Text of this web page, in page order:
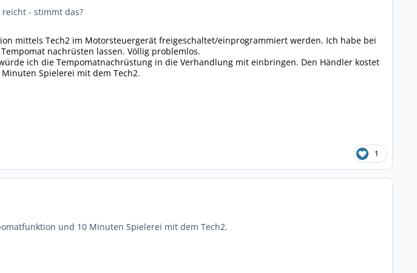
- stimmt das?
mittels Tech2 im Motorsteuergerät freigeschaltet/einprogrammiert werden. Ich habe bei
nachrüsten lassen. Völlig problemlos.
ich die Tempomatnachrüstung in die Verhandlung mit einbringen. Den Händler kostet
Spielerei mit dem Tech2.
1
und 10 Minuten Spielerei mit dem Tech2.